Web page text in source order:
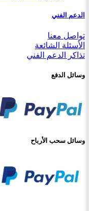
الدعم الفني
تواصل معنا
الأسئلة الشائعة
تذاكر الدعم الفني
وسائل الدفع
وسائل سحب الأرباح